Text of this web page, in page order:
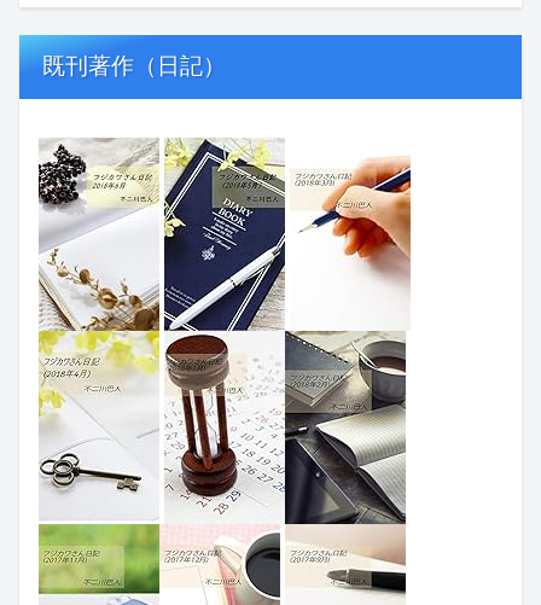
既刊著作（日記）